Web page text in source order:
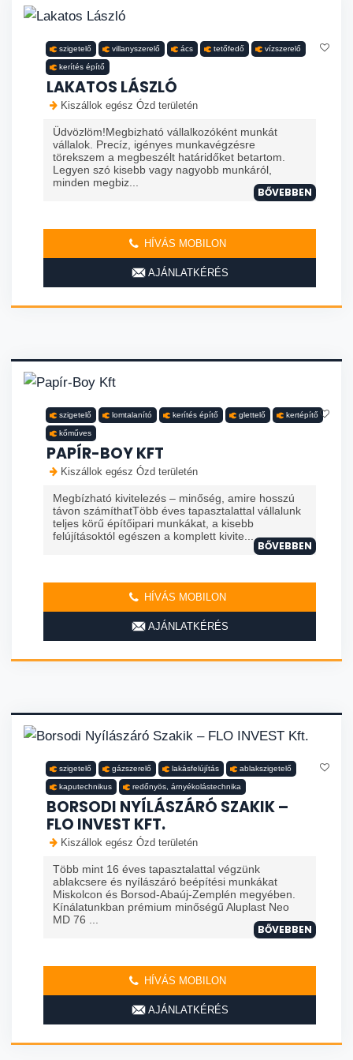
szigetelő villanyszerelő ács tetőfedő vízszerelő
kerítés építő
LAKATOS LÁSZLÓ
Kiszállok egész Ózd területén
Üdvözlöm!Megbizható vállalkozóként munkát
vállalok. Precíz, igényes munkavégzésre
törekszem a megbeszélt határidőket betartom.
Legyen szó kisebb vagy nagyobb munkáról,
minden megbiz...
BŐVEBBEN
HÍVÁS MOBILON
AJÁNLATKÉRÉS
szigetelő lomtalanító kerítés építő glettelő kertépítő
kőműves
PAPÍR-BOY KFT
Kiszállok egész Ózd területén
Megbízható kivitelezés – minőség, amire hosszú
távon számíthatTöbb éves tapasztalattal vállalunk
teljes körű építőipari munkákat, a kisebb
felújításoktól egészen a komplett kivite...
BŐVEBBEN
HÍVÁS MOBILON
AJÁNLATKÉRÉS
szigetelő gázszerelő lakásfelújítás ablakszigetelő
kaputechnikus redőnyös, árnyékolástechnika
BORSODI NYÍLÁSZÁRÓ SZAKIK –
FLO INVEST KFT.
Kiszállok egész Ózd területén
Több mint 16 éves tapasztalattal végzünk
ablakcsere és nyílászáró beépítési munkákat
Miskolcon és Borsod-Abaúj-Zemplén megyében.
Kínálatunkban prémium minőségű Aluplast Neo
MD 76 ...
BŐVEBBEN
HÍVÁS MOBILON
AJÁNLATKÉRÉS